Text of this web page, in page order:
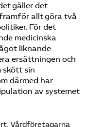
gäller det
allt göra två
För det
medicinska
liknande
ersättningen och
skött sin
därmed har
av systemet
Vårdföretagarna